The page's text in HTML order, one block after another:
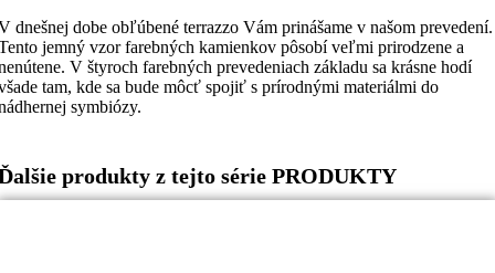
dnešnej dobe obľúbené terrazzo Vám prinášame v našom prevedení.
jemný vzor farebných kamienkov pôsobí veľmi prirodzene a
V štyroch farebných prevedeniach základu sa krásne hodí
tam, kde sa bude môcť spojiť s prírodnými materiálmi do
symbiózy.
produkty z tejto série PRODUKTY